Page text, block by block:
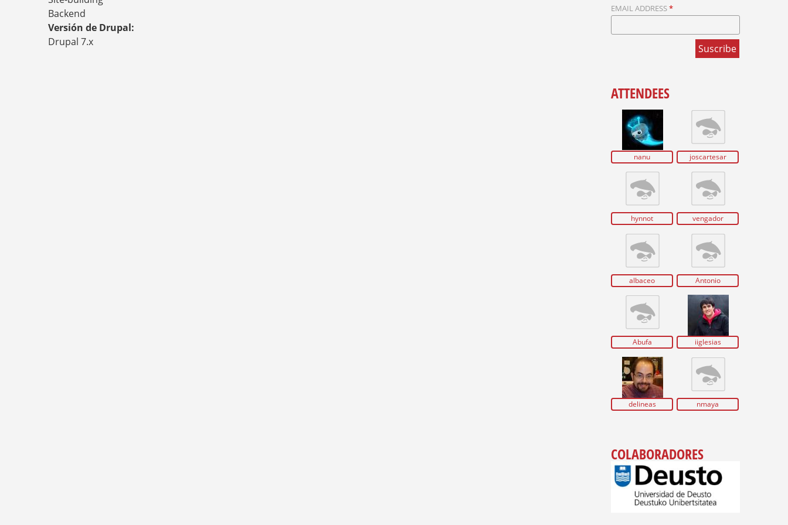
Backend
Versión de Drupal:
Drupal 7.x
EMAIL ADDRESS*
ATTENDEES
nanu joscartesar
hynnot vengador
albaceo Antonio
Abufa iiglesias
delineas nmaya
COLABORADORES